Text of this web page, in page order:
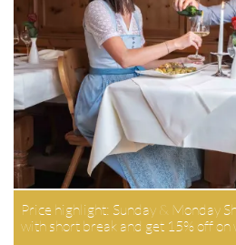
Price highlight: Sunday & Monday
with short break and get 15% off on